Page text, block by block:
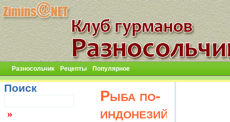
Разносольчик Рецепты Популярное
Рыба по-
индонезийски
Поиск